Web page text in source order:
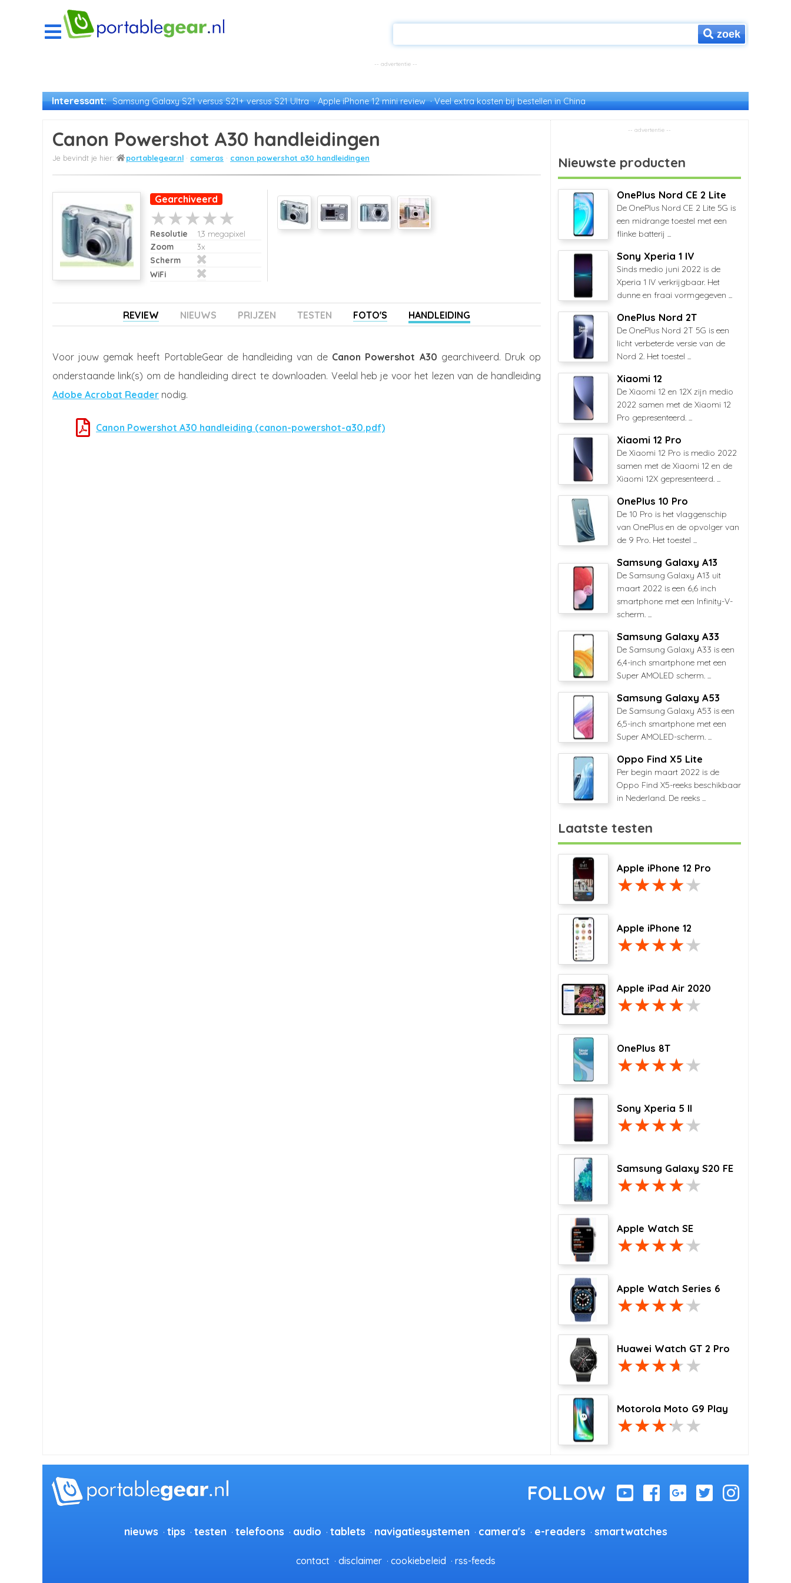
zoek
Interessant: Samsung Galaxy S21 versus S21+ versus S21 Ultra Apple iPhone 12 mini review Veel extra kosten bij bestellen in China
Canon Powershot A30 handleidingen
portablegear.nl cameras canon powershot a30 handleidingen
Gearchiveerd
Resolutie
1,3 megapixel
Zoom
3x
Scherm
WiFi
REVIEW NIEUWS PRIJZEN TESTEN FOTO'S HANDLEIDING
Voor jouw gemak heeft PortableGear de handleiding van de Canon Powershot A30 gearchiveerd. Druk op
onderstaande link(s) om de handleiding direct te downloaden. Veelal heb je voor het lezen van de handleiding
Adobe Acrobat Reader nodig.
Canon Powershot A30 handleiding (canon-powershot-a30.pdf)
Nieuwste producten
OnePlus Nord CE 2 Lite
De OnePlus Nord CE 2 Lite 5G is
een midrange toestel met een
flinke batterij ...
Sony Xperia 1 IV
Sinds medio juni 2022 is de
Xperia 1 IV verkrijgbaar. Het
dunne en fraai vormgegeven ...
OnePlus Nord 2T
De OnePlus Nord 2T 5G is een
licht verbeterde versie van de
Nord 2. Het toestel ...
Xiaomi 12
De Xiaomi 12 en 12X zijn medio
2022 samen met de Xiaomi 12
Pro gepresenteerd. ...
Xiaomi 12 Pro
De Xiaomi 12 Pro is medio 2022
samen met de Xiaomi 12 en de
Xiaomi 12X gepresenteerd. ...
OnePlus 10 Pro
De 10 Pro is het vlaggenschip
van OnePlus en de opvolger van
de 9 Pro. Het toestel ...
Samsung Galaxy A13
De Samsung Galaxy A13 uit
maart 2022 is een 6,6 inch
smartphone met een Infinity-V-
scherm. ...
Samsung Galaxy A33
De Samsung Galaxy A33 is een
6,4-inch smartphone met een
Super AMOLED scherm. ...
Samsung Galaxy A53
De Samsung Galaxy A53 is een
6,5-inch smartphone met een
Super AMOLED-scherm. ...
Oppo Find X5 Lite
Per begin maart 2022 is de
Oppo Find X5-reeks beschikbaar
in Nederland. De reeks ...
Laatste testen
Apple iPhone 12 Pro
Apple iPhone 12
Apple iPad Air 2020
OnePlus 8T
Sony Xperia 5 II
Samsung Galaxy S20 FE
Apple Watch SE
Apple Watch Series 6
Huawei Watch GT 2 Pro
Motorola Moto G9 Play
nieuws tips testen telefoons audio tablets navigatiesystemen camera's e-readers smartwatches
contact disclaimer cookiebeleid rss-feeds